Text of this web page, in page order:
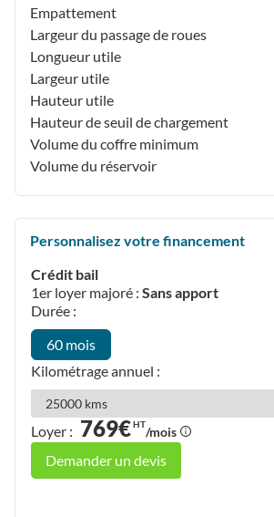
Empattement
Largeur du passage de roues
Longueur utile
Largeur utile
Hauteur utile
Hauteur de seuil de chargement
Volume du coffre minimum
Volume du réservoir
Personnalisez votre financement
Crédit bail
1er loyer majoré : Sans apport
Durée :
60 mois
Kilométrage annuel :
Loyer : 769€HT/mois
Demander un devis